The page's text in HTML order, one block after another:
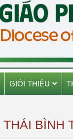
GIỚI THIỆU
THÁI BÌNH